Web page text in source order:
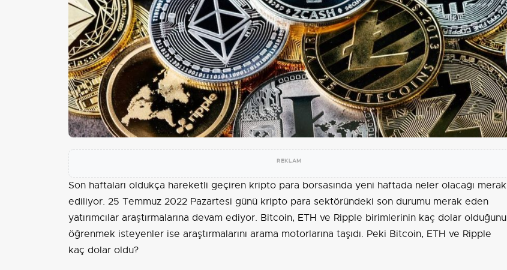
REKLAM
Son haftaları oldukça hareketli geçiren kripto para borsasında yeni haftada neler olacağı merak
ediliyor. 25 Temmuz 2022 Pazartesi günü kripto para sektöründeki son durumu merak eden
yatırımcılar araştırmalarına devam ediyor. Bitcoin, ETH ve Ripple birimlerinin kaç dolar olduğunu
öğrenmek isteyenler ise araştırmalarını arama motorlarına taşıdı. Peki Bitcoin, ETH ve Ripple
kaç dolar oldu?